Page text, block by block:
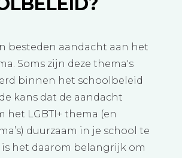
besteden aandacht aan het
Soms zijn deze thema's
binnen het schoolbeleid
kans dat de aandacht
het LGBTI+ thema (en
duurzaam in je school te
het daarom belangrijk om